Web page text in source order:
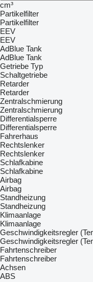
cm³
Partikelfilter
Partikelfilter
EEV
EEV
AdBlue Tank
AdBlue Tank
Getriebe Typ
Schaltgetriebe
Retarder
Retarder
Zentralschmierung
Zentralschmierung
Differentialsperre
Differentialsperre
Fahrerhaus
Rechtslenker
Rechtslenker
Schlafkabine
Schlafkabine
Airbag
Airbag
Standheizung
Standheizung
Klimaanlage
Klimaanlage
Geschwindigkeitsregler
Geschwindigkeitsregler
Fahrtenschreiber
Fahrtenschreiber
Achsen
ABS